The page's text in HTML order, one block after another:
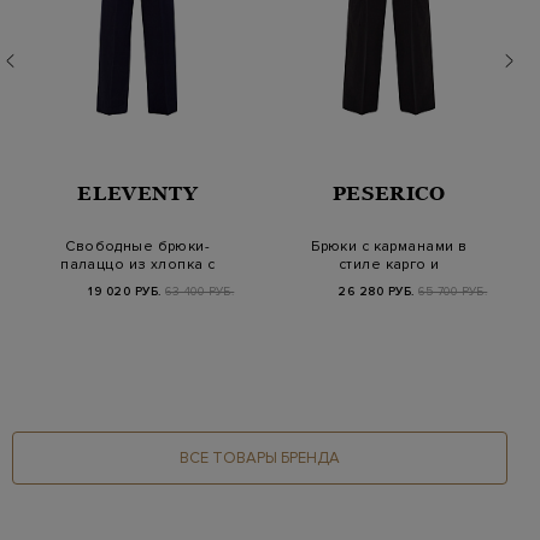
ELEVENTY
Свободные брюки-
палаццо из хлопка с
эластичным поясом
19 020 РУБ. 63 400 РУБ.
PESERICO
Брюки с карманами в
стиле карго и
эластичным поясом
на…
26 280 РУБ. 65 700 РУБ.
ВСЕ ТОВАРЫ БРЕНДА